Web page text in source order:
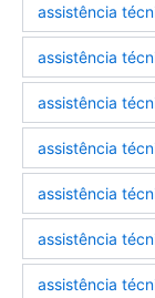
assistência
assistência
assistência
assistência
assistência
assistência
assistência